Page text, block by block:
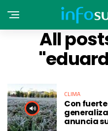
All
CLIMA
Con
anuncia